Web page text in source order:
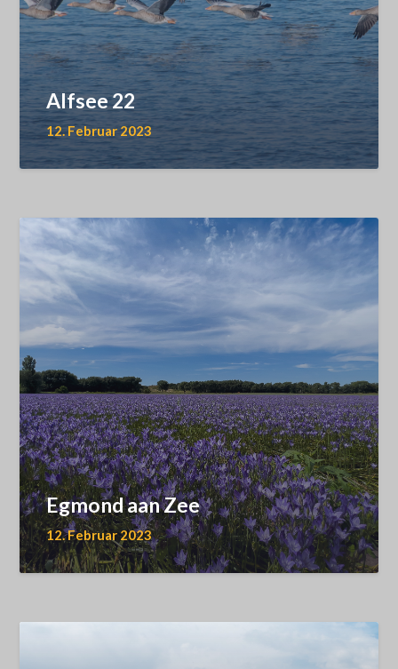
Alfsee 22
12. Februar 2023
Egmond aan Zee
12. Februar 2023